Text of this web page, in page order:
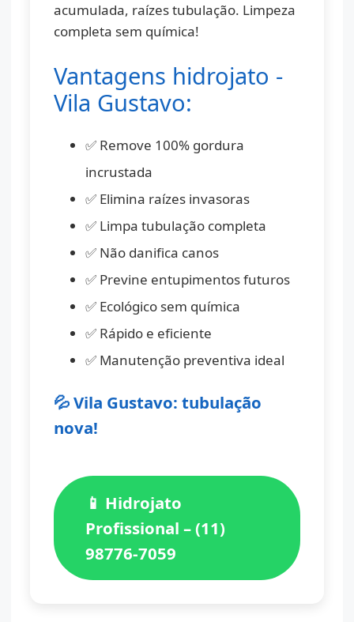
acumulada, raízes tubulação. Limpeza
completa sem química!
Vantagens hidrojato -
Vila Gustavo:
✅ Remove 100% gordura
incrustada
✅ Elimina raízes invasoras
✅ Limpa tubulação completa
✅ Não danifica canos
✅ Previne entupimentos futuros
✅ Ecológico sem química
✅ Rápido e eficiente
✅ Manutenção preventiva ideal
💦 Vila Gustavo: tubulação
nova!
📱 Hidrojato
Profissional – (11)
98776-7059